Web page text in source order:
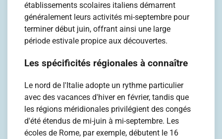
établissements scolaires italiens démarrent
généralement leurs activités mi-septembre pour
terminer début juin, offrant ainsi une large
période estivale propice aux découvertes.
Les spécificités régionales à connaître
Le nord de l'Italie adopte un rythme particulier
avec des vacances d'hiver en février, tandis que
les régions méridionales privilégient des congés
d'été étendus de mi-juin à mi-septembre. Les
écoles de Rome, par exemple, débutent le 16